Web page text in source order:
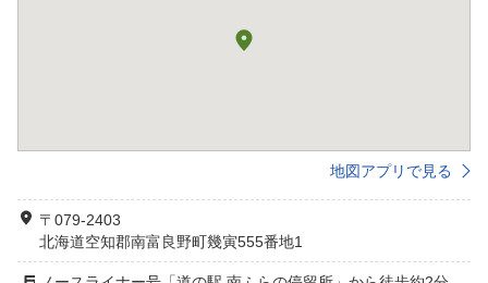
地図アプリで見る
〒079-2403
北海道空知郡南富良野町幾寅555番地1